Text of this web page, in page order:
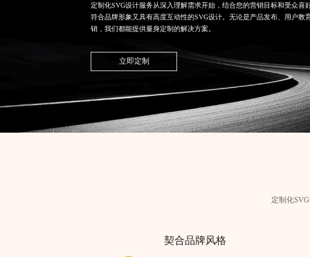
定制化SVG设计服务从深入理解需求开始，结合您的营销目标和受众喜
符合品牌形象又具有高度互动性的SVG设计。无论是产品发布、用户教
销，我们都能提供量身定制的解决方案。
立即定制
定制化
契合品牌风格